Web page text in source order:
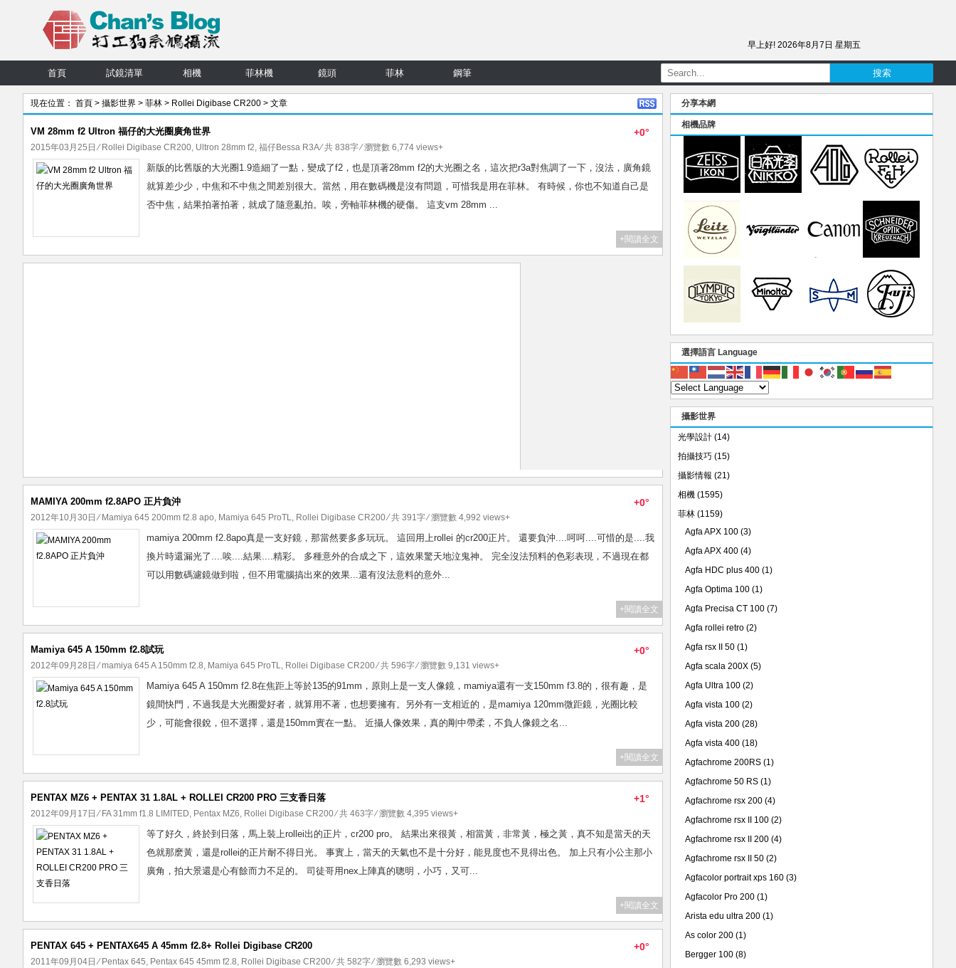
早上好! 2026年8月7日 星期五
首頁 試鏡清單 相機 菲林機 鏡頭 菲林 鋼筆
現在位置： 首頁 > 攝影世界 > 菲林 > Rollei Digibase CR200 > 文章
+0°
VM 28mm f2 Ultron 福仔的大光圈廣角世界
2015年03月25日 ⁄ Rollei Digibase CR200, Ultron 28mm f2, 福仔Bessa R3A⁄ 共 838字 ⁄ 瀏覽數 6,774 views+
新版的比舊版的大光圈1.9造細了一點，變成了f2，也是頂著28mm f2的大光圈之名，這次把r3a對焦調了一下，沒法，廣角鏡
就算差少少，中焦和不中焦之間差別很大。當然，用在數碼機是沒有問題，可惜我是用在菲林。 有時候，你也不知道自己是
否中焦，結果拍著拍著，就成了隨意亂拍。唉，旁軸菲林機的硬傷。 這支vm 28mm ...
+閱讀全文
+0°
MAMIYA 200mm f2.8APO 正片負沖
2012年10月30日 ⁄ Mamiya 645 200mm f2.8 apo, Mamiya 645 ProTL, Rollei Digibase CR200⁄ 共 391字 ⁄ 瀏覽數 4,992 views+
mamiya 200mm f2.8apo真是一支好鏡，那當然要多多玩玩。 這回用上rollei 的cr200正片。 還要負沖....呵呵....可惜的是....我
換片時還漏光了....唉....結果....精彩。 多種意外的合成之下，這效果驚天地泣鬼神。 完全沒法預料的色彩表現，不過現在都
可以用數碼濾鏡做到啦，但不用電腦搞出來的效果...還有沒法意料的意外...
+閱讀全文
+0°
Mamiya 645 A 150mm f2.8試玩
2012年09月28日 ⁄mamiya 645 A 150mm f2.8, Mamiya 645 ProTL, Rollei Digibase CR200⁄ 共 596字 ⁄ 瀏覽數 9,131 views+
Mamiya 645 A 150mm f2.8在焦距上等於135的91mm，原則上是一支人像鏡，mamiya還有一支150mm f3.8的，很有趣，是
鏡間快門，不過我是大光圈愛好者，就算用不著，也想要擁有。另外有一支相近的，是mamiya 120mm微距鏡，光圈比較
少，可能會很銳，但不選擇，還是150mm實在一點。 近攝人像效果，真的剛中帶柔，不負人像鏡之名...
+閱讀全文
+1°
PENTAX MZ6 + PENTAX 31 1.8AL + ROLLEI CR200 PRO 三支香日落
2012年09月17日 ⁄ FA 31mm f1.8 LIMITED, Pentax MZ6, Rollei Digibase CR200⁄ 共 463字 ⁄ 瀏覽數 4,395 views+
等了好久，終於到日落，馬上裝上rollei出的正片，cr200 pro。 結果出來很黃，相當黃，非常黃，極之黃，真不知是當天的天
色就那麽黃，還是rollei的正片耐不得日光。 事實上，當天的天氣也不是十分好，能見度也不見得出色。 加上只有小公主那小
廣角，拍大景還是心有餘而力不足的。 司徒哥用nex上陣真的聰明，小巧，又可...
+閱讀全文
+0°
PENTAX 645 + PENTAX645 A 45mm f2.8+ Rollei Digibase CR200
2011年09月04日 ⁄ Pentax 645, Pentax 645 45mm f2.8, Rollei Digibase CR200⁄ 共 582字 ⁄ 瀏覽數 6,293 views+
分享本網
相機品牌
選擇語言 Language
攝影世界
光學設計 (14)
拍攝技巧 (15)
攝影情報 (21)
相機 (1595)
菲林 (1159)
Agfa APX 100 (3)
Agfa APX 400 (4)
Agfa HDC plus 400 (1)
Agfa Optima 100 (1)
Agfa Precisa CT 100 (7)
Agfa rollei retro (2)
Agfa rsx II 50 (1)
Agfa scala 200X (5)
Agfa Ultra 100 (2)
Agfa vista 100 (2)
Agfa vista 200 (28)
Agfa vista 400 (18)
Agfachrome 200RS (1)
Agfachrome 50 RS (1)
Agfachrome rsx 200 (4)
Agfachrome rsx II 100 (2)
Agfachrome rsx II 200 (4)
Agfachrome rsx II 50 (2)
Agfacolor portrait xps 160 (3)
Agfacolor Pro 200 (1)
Arista edu ultra 200 (1)
As color 200 (1)
Bergger 100 (8)